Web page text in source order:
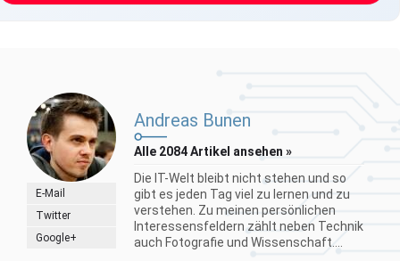
E-Mail
Twitter
Google+
Andreas Bunen
Alle 2084 Artikel ansehen »
Die IT-Welt bleibt nicht stehen und so
gibt es jeden Tag viel zu lernen und zu
verstehen. Zu meinen persönlichen
Interessensfeldern zählt neben Technik
auch Fotografie und Wissenschaft....